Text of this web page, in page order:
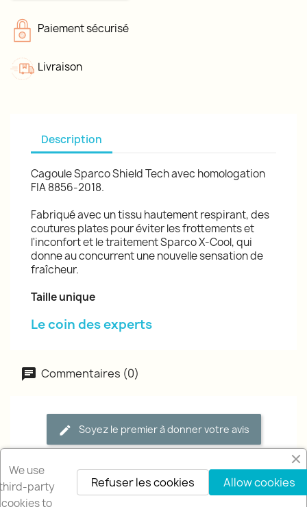
Paiement sécurisé
Livraison
Description
Cagoule Sparco Shield Tech avec homologation
FIA 8856-2018.
Fabriqué avec un tissu hautement respirant, des
coutures plates pour éviter les frottements et
l'inconfort et le traitement Sparco X-Cool, qui
donne au concurrent une nouvelle sensation de
fraîcheur.
Taille unique
Le coin des experts
Commentaires (0)
Soyez le premier à donner votre avis
We use
party
cookies to
Allow cookies
Refuser les cookies